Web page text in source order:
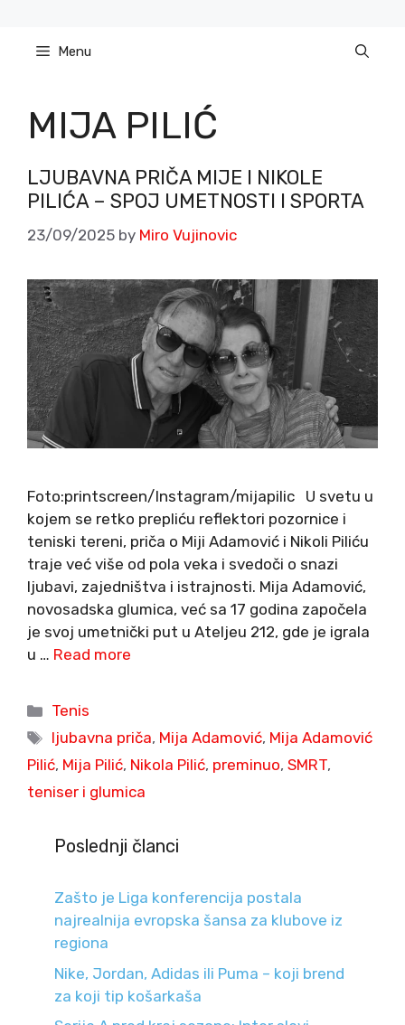
content Menu
MIJA PILIĆ
LJUBAVNA PRIČA MIJE I NIKOLE
PILIĆA – SPOJ UMETNOSTI I SPORTA
23/09/2025 by Miro Vujinovic
Foto:printscreen/Instagram/mijapilic U svetu u
kojem se retko prepliću reflektori pozornice i
teniski tereni, priča o Miji Adamović i Nikoli Piliću
traje već više od pola veka i svedoči o snazi
ljubavi, zajedništva i istrajnosti. Mija Adamović,
novosadska glumica, već sa 17 godina započela
je svoj umetnički put u Ateljeu 212, gde je igrala
u … Read more
Categories
Tenis
Tags
ljubavna priča, Mija Adamović, Mija Adamović
Pilić, Mija Pilić, Nikola Pilić, preminuo, SMRT,
teniser i glumica
Poslednji članci
Zašto je Liga konferencija postala
najrealnija evropska šansa za klubove iz
regiona
Nike, Jordan, Adidas ili Puma – koji brend
za koji tip košarkaša